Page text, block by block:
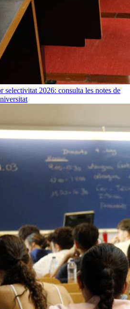
selectivitat 2026: consulta les notes de